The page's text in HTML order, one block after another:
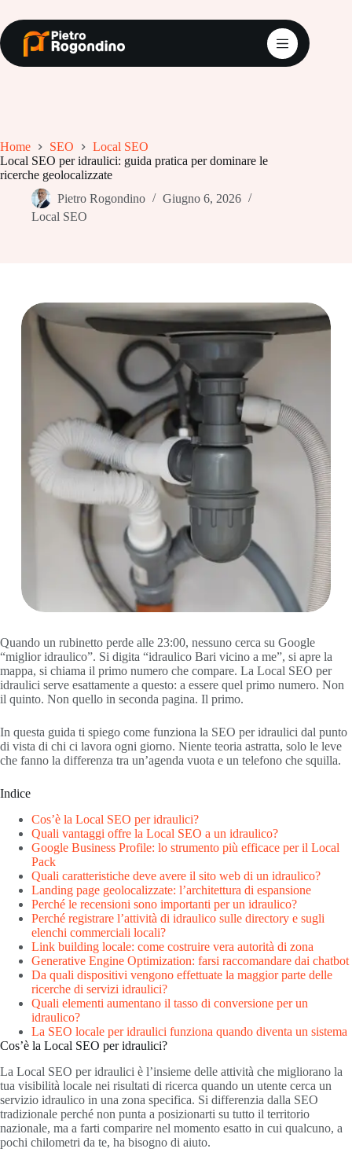
contenuto
Home SEO
Local SEO
Local SEO per idraulici: guida pratica per dominare le
ricerche geolocalizzate
Pietro Rogondino
Giugno 6, 2026
Local SEO
Quando un rubinetto perde alle 23:00, nessuno cerca su Google
“miglior idraulico”. Si digita “idraulico Bari vicino a me”, si apre la
mappa, si chiama il primo numero che compare. La Local SEO per
idraulici serve esattamente a questo: a essere quel primo numero. Non
il quinto. Non quello in seconda pagina. Il primo.
In questa guida ti spiego come funziona la SEO per idraulici dal punto
di vista di chi ci lavora ogni giorno. Niente teoria astratta, solo le leve
che fanno la differenza tra un’agenda vuota e un telefono che squilla.
Indice
Cos’è la Local SEO per idraulici?
Quali vantaggi offre la Local SEO a un idraulico?
Google Business Profile: lo strumento più efficace per il Local
Pack
Quali caratteristiche deve avere il sito web di un idraulico?
Landing page geolocalizzate: l’architettura di espansione
Perché le recensioni sono importanti per un idraulico?
Perché registrare l’attività di idraulico sulle directory e sugli
elenchi commerciali locali?
Link building locale: come costruire vera autorità di zona
Generative Engine Optimization: farsi raccomandare dai chatbot
Da quali dispositivi vengono effettuate la maggior parte delle
ricerche di servizi idraulici?
Quali elementi aumentano il tasso di conversione per un
idraulico?
La SEO locale per idraulici funziona quando diventa un sistema
Cos’è la Local SEO per idraulici?
La Local SEO per idraulici è l’insieme delle attività che migliorano la
tua visibilità locale nei risultati di ricerca quando un utente cerca un
servizio idraulico in una zona specifica. Si differenzia dalla SEO
tradizionale perché non punta a posizionarti su tutto il territorio
nazionale, ma a farti comparire nel momento esatto in cui qualcuno, a
pochi chilometri da te, ha bisogno di aiuto.